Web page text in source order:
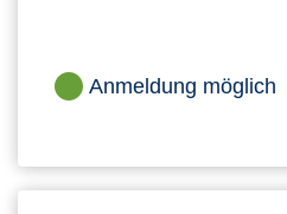
Anmeldung möglich